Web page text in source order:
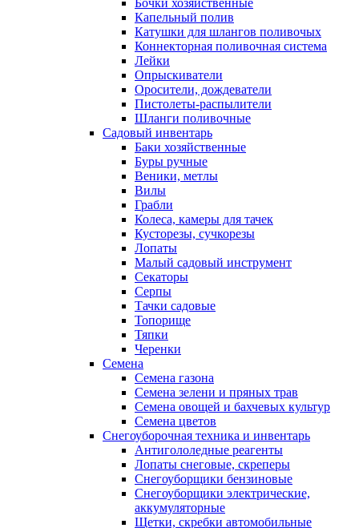
Бочки хозяйственные
Капельный полив
Катушки для шлангов поливочых
Коннекторная поливочная система
Лейки
Опрыскиватели
Оросители, дождеватели
Пистолеты-распылители
Шланги поливочные
Садовый инвентарь
Баки хозяйственные
Буры ручные
Веники, метлы
Вилы
Грабли
Колеса, камеры для тачек
Кусторезы, сучкорезы
Лопаты
Малый садовый инструмент
Секаторы
Серпы
Тачки садовые
Топорище
Тяпки
Черенки
Семена
Семена газона
Семена зелени и пряных трав
Семена овощей и бахчевых культур
Семена цветов
Снегоуборочная техника и инвентарь
Антигололедные реагенты
Лопаты снеговые, скреперы
Снегоуборщики бензиновые
Снегоуборщики электрические,
аккумуляторные
Щетки, скребки автомобильные